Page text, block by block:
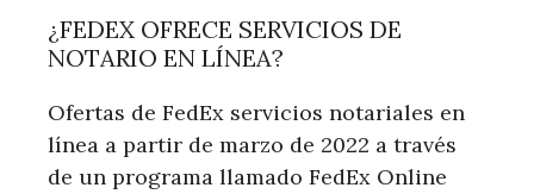
¿FEDEX OFRECE SERVICIOS DE
NOTARIO EN LÍNEA?
Ofertas de FedEx servicios notariales en
línea a partir de marzo de 2022 a través
de un programa llamado FedEx Online